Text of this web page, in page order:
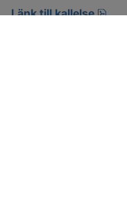
Länk till kallelse
pdf.